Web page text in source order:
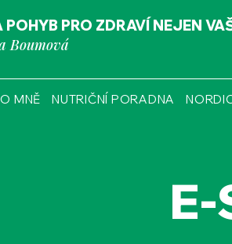
POHYB PRO ZDRAVÍ NEJEN
Boumová
O MNĚ NUTRIČNÍ PORADNA